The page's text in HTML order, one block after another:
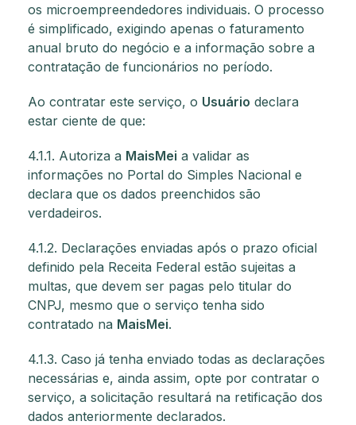
os microempreendedores individuais. O processo
é simplificado, exigindo apenas o faturamento
anual bruto do negócio e a informação sobre a
contratação de funcionários no período.
Ao contratar este serviço, o Usuário declara
estar ciente de que:
4.1.1. Autoriza a MaisMei a validar as
informações no Portal do Simples Nacional e
declara que os dados preenchidos são
verdadeiros.
4.1.2. Declarações enviadas após o prazo oficial
definido pela Receita Federal estão sujeitas a
multas, que devem ser pagas pelo titular do
CNPJ, mesmo que o serviço tenha sido
contratado na MaisMei.
4.1.3. Caso já tenha enviado todas as declarações
necessárias e, ainda assim, opte por contratar o
serviço, a solicitação resultará na retificação dos
dados anteriormente declarados.